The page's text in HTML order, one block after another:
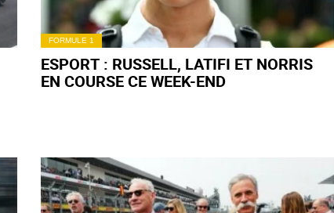
FORMULE 1
ESPORT : RUSSELL, LATIFI ET NORRIS
EN COURSE CE WEEK-END